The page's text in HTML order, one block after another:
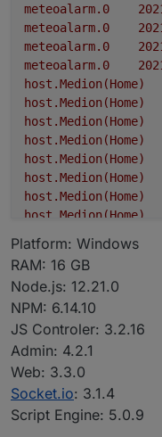
meteoalarm.0
meteoalarm.0
meteoalarm.0
meteoalarm.0
host.Medion(Home)
host.Medion(Home)
host.Medion(Home)
host.Medion(Home)
host.Medion(Home)
host.Medion(Home)
host.Medion(Home)
host.Medion(Home)
Platform: Windows
RAM: 16 GB
Node.js: 12.21.0
NPM: 6.14.10
JS Controler: 3.2.16
Admin: 4.2.1
Web: 3.3.0
Socket.io: 3.1.4
Script Engine: 5.0.9